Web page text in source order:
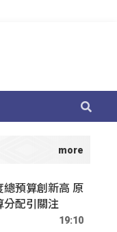
總預算創新高 原
分配引關注
19:10